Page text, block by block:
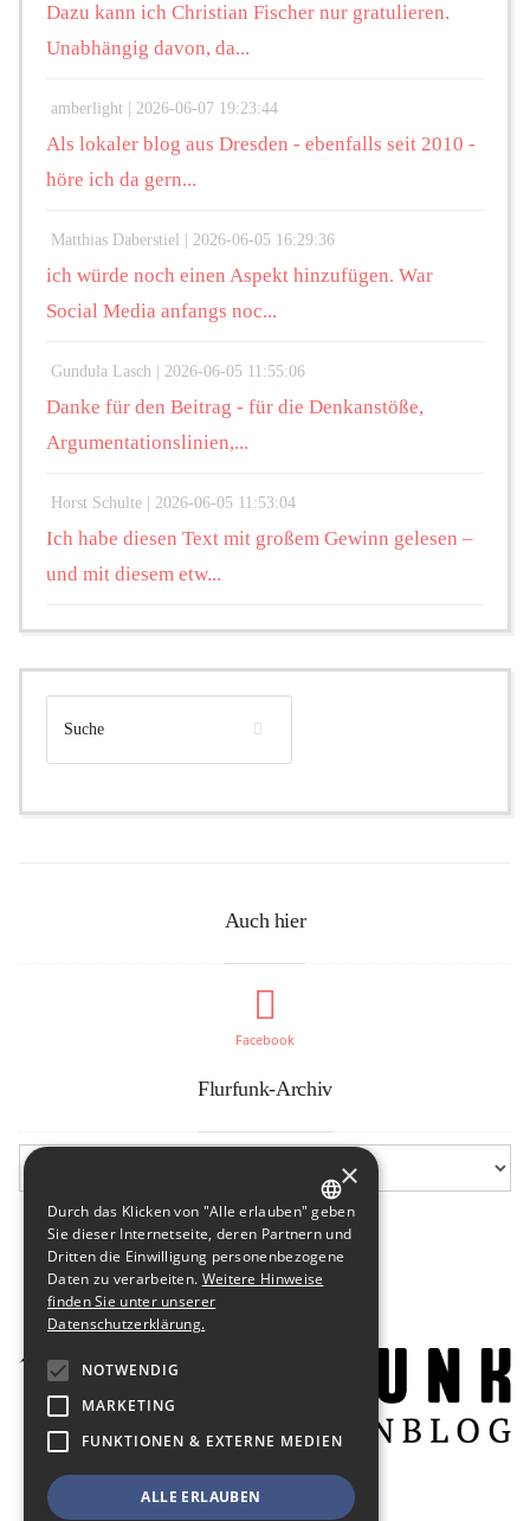
Dazu kann ich Christian Fischer nur gratulieren.
Unabhängig davon, da...
amberlight | 2026-06-07 19:23:44
Als lokaler blog aus Dresden - ebenfalls seit 2010 -
höre ich da gern...
Matthias Daberstiel | 2026-06-05 16:29:36
ich würde noch einen Aspekt hinzufügen. War
Social Media anfangs noc...
Gundula Lasch | 2026-06-05 11:55:06
Danke für den Beitrag - für die Denkanstöße,
Argumentationslinien,...
Horst Schulte | 2026-06-05 11:53:04
Ich habe diesen Text mit großem Gewinn gelesen –
und mit diesem etw...
Auch hier
Facebook
Flurfunk-Archiv
GERMAN
ENGLISH
×
Durch das Klicken von "Alle erlauben" geben
Sie dieser Internetseite, deren Partnern und
Dritten die Einwilligung personenbezogene
Daten zu verarbeiten. Weitere Hinweise
finden Sie unter unserer
Datenschutzerklärung.
NOTWENDIG
MARKETING
FUNKTIONEN & EXTERNE MEDIEN
ALLE ERLAUBEN